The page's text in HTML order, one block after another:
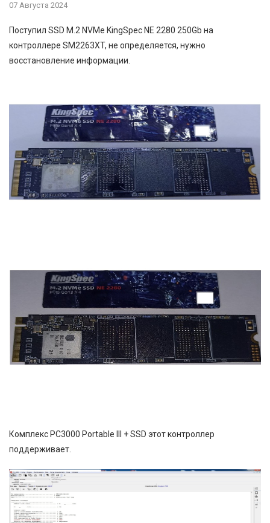
07 Августа 2024
Поступил SSD M.2 NVMe KingSpec NE 2280 250Gb на
контроллере SM2263XT, не определяется, нужно
восстановление информации.
Комплекс PC3000 Portable III + SSD этот контроллер
поддерживает.